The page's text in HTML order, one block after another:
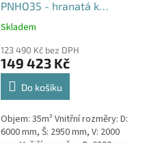
PNHO35 - hranatá k
obetonování
Průměrné
produktu
je
5,0
hvězdiček.
Skladem
123 490 Kč bez DPH
149 423 Kč
Do košíku
Objem: 35m³ Vnitřní rozměry: D:
6000 mm, Š: 2950 mm, V: 2000